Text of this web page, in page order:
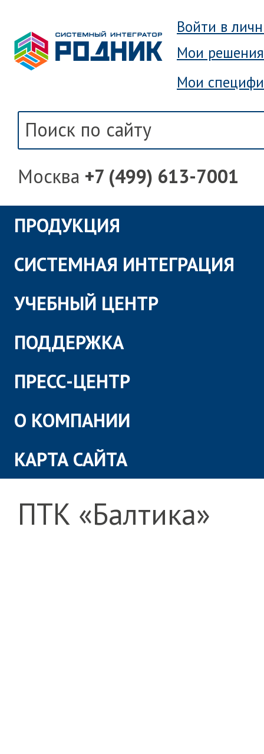
Войти в
Мои решения
Мои
Москва +7 (499) 613-7001
ПРОДУКЦИЯ
СИСТЕМНАЯ ИНТЕГРАЦИЯ
УЧЕБНЫЙ ЦЕНТР
ПОДДЕРЖКА
ПРЕСС-ЦЕНТР
О КОМПАНИИ
КАРТА САЙТА
ПТК «Балтика»